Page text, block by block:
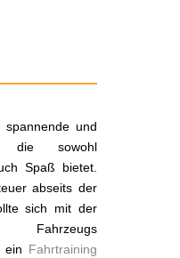
spannende und
die sowohl
Spaß bietet.
abseits der
sich mit der
ein Fahrtraining